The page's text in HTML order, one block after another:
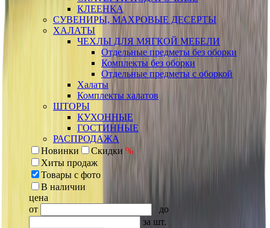
КЛЕЕНКА
СУВЕНИРЫ, МАХРОВЫЕ ДЕСЕРТЫ
ХАЛАТЫ
ЧЕХЛЫ ДЛЯ МЯГКОЙ МЕБЕЛИ
Отдельные предметы без оборки
Комплекты без оборки
Отдельные предметы с оборкой
Халаты
Комплекты халатов
ШТОРЫ
КУХОННЫЕ
ГОСТИННЫЕ
РАСПРОДАЖА
Новинки
Скидки %
Хиты продаж
Товары с фото
В наличии
цена
от
до
за шт.